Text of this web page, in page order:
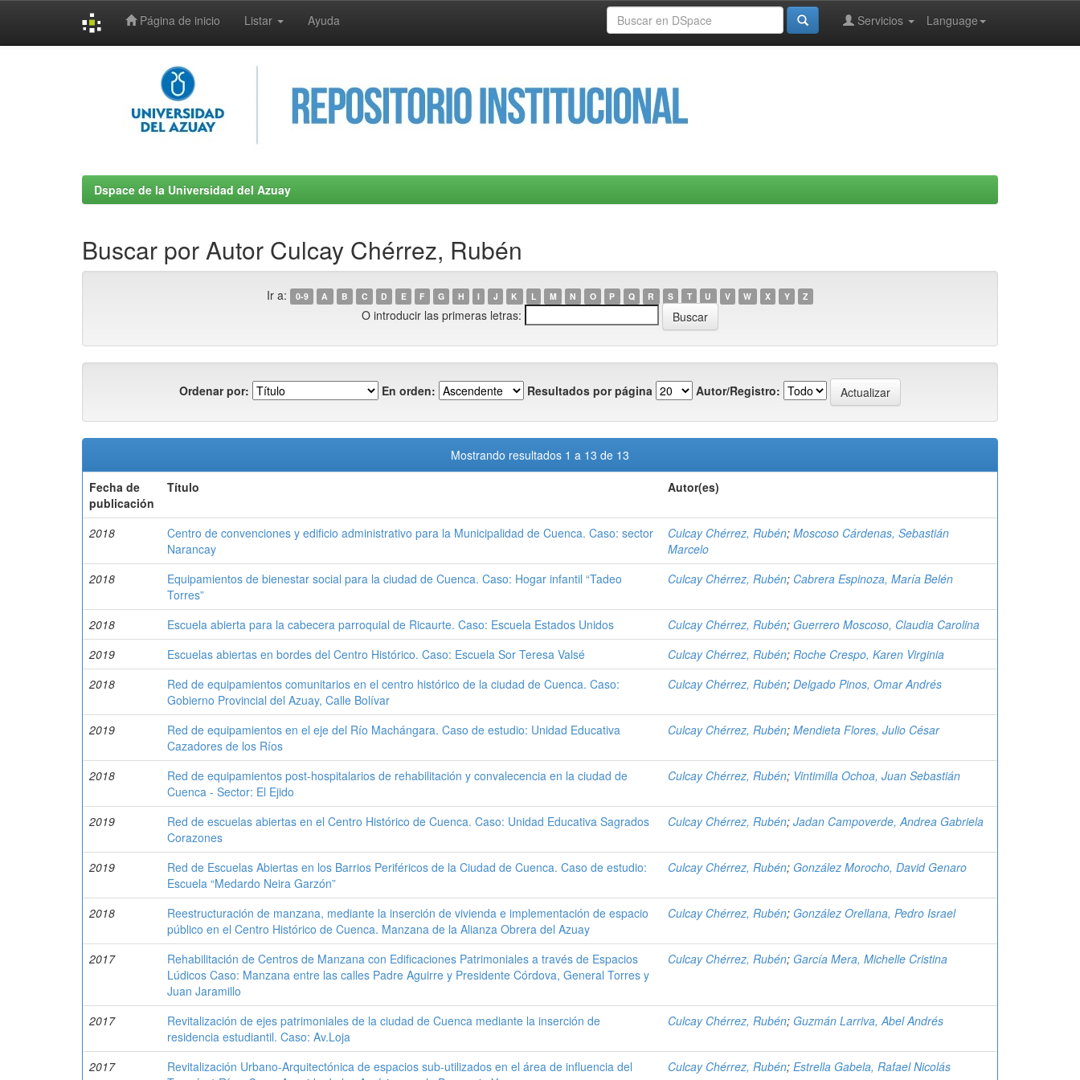
Página de inicio Listar Ayuda Language
Servicios
Dspace de la Universidad del Azuay
Buscar por Autor Culcay Chérrez, Rubén
Ir a: 0-9 A B C D E F G H I J K L M N O P Q R S T U V W X Y Z
O introducir las primeras letras:
Ordenar por: En orden: Resultados por página Autor/Registro:
Mostrando resultados 1 a 13 de 13
Fecha de
publicación
Título Autor(es)
2018
Centro de convenciones y edificio administrativo para la Municipalidad de Cuenca. Caso: sector
Narancay
Culcay Chérrez, Rubén; Moscoso Cárdenas, Sebastián
Marcelo
2018
Equipamientos de bienestar social para la ciudad de Cuenca. Caso: Hogar infantil “Tadeo
Torres”
Culcay Chérrez, Rubén; Cabrera Espinoza, María Belén
2018 Escuela abierta para la cabecera parroquial de Ricaurte. Caso: Escuela Estados Unidos Culcay Chérrez, Rubén; Guerrero Moscoso, Claudia Carolina
2019
Escuelas abiertas en bordes del Centro Histórico. Caso: Escuela Sor Teresa Valsé Culcay Chérrez, Rubén; Roche Crespo, Karen Virginia
2018
Red de equipamientos comunitarios en el centro histórico de la ciudad de Cuenca. Caso:
Gobierno Provincial del Azuay, Calle Bolívar
Culcay Chérrez, Rubén; Delgado Pinos, Omar Andrés
2019
Red de equipamientos en el eje del Río Machángara. Caso de estudio: Unidad Educativa
Cazadores de los Ríos
Culcay Chérrez, Rubén; Mendieta Flores, Julio César
2018
Red de equipamientos post-hospitalarios de rehabilitación y convalecencia en la ciudad de
Cuenca - Sector: El Ejido
Culcay Chérrez, Rubén; Vintimilla Ochoa, Juan Sebastián
2019
Red de escuelas abiertas en el Centro Histórico de Cuenca. Caso: Unidad Educativa Sagrados
Corazones
Culcay Chérrez, Rubén; Jadan Campoverde, Andrea Gabriela
2019
Red de Escuelas Abiertas en los Barrios Periféricos de la Ciudad de Cuenca. Caso de estudio:
Escuela “Medardo Neira Garzón”
Culcay Chérrez, Rubén; González Morocho, David Genaro
2018
Reestructuración de manzana, mediante la inserción de vivienda e implementación de espacio
público en el Centro Histórico de Cuenca. Manzana de la Alianza Obrera del Azuay
Culcay Chérrez, Rubén; González Orellana, Pedro Israel
2017
Rehabilitación de Centros de Manzana con Edificaciones Patrimoniales a través de Espacios
Lúdicos Caso: Manzana entre las calles Padre Aguirre y Presidente Córdova, General Torres y
Juan Jaramillo
Culcay Chérrez, Rubén; García Mera, Michelle Cristina
2017
Revitalización de ejes patrimoniales de la ciudad de Cuenca mediante la inserción de
residencia estudiantil. Caso: Av.Loja
Culcay Chérrez, Rubén; Guzmán Larriva, Abel Andrés
2017
Revitalización Urbano-Arquitectónica de espacios sub-utilizados en el área de influencia del
Culcay Chérrez, Rubén; Estrella Gabela, Rafael Nicolás